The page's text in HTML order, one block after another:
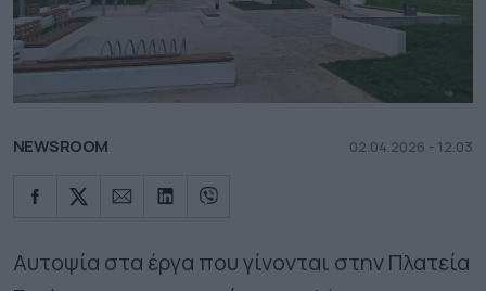
NEWSROOM 02.04.2026 - 12.03
Αυτοψία στα έργα που γίνονται στην Πλατεία